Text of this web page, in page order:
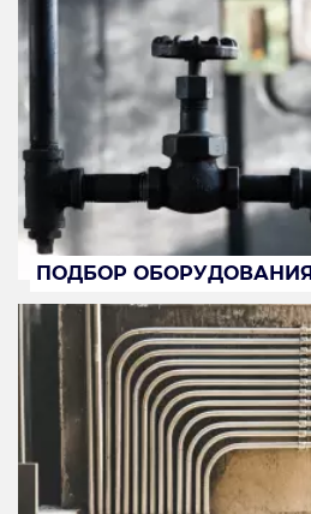
ПОДБОР ОБОРУДОВАНИЯ